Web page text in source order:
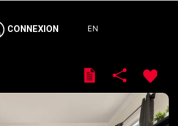
CONNEXION EN